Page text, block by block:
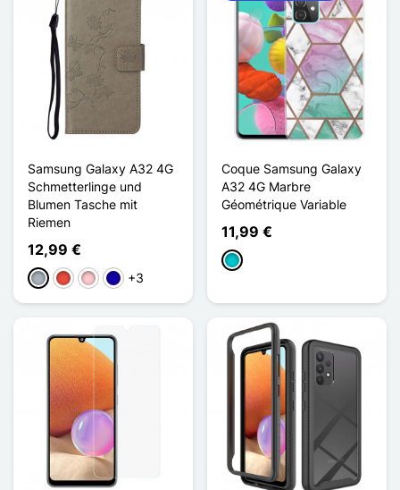
Samsung Galaxy A32 4G
Schmetterlinge und
Blumen Tasche mit
Riemen
12,99 €
GrauRot PinkDunkelblau
+3
Coque Samsung Galaxy
A32 4G Marbre
Géométrique Variable
11,99 €
Türkis